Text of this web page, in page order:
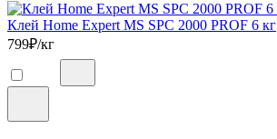
Клей Home Expert MS SPC 2000 PROF 6 кг
799₽/кг